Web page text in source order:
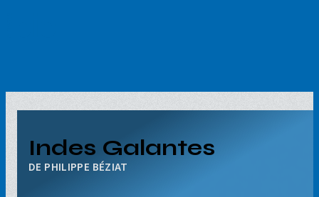
Indes Galantes
PHILIPPE BÉZIAT